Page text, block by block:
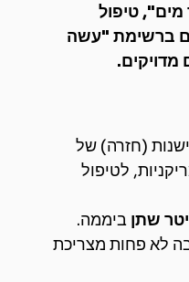
טיפול
ברשימת "עשה
(חזרה) של
לטיפול
ביממה.
לא פחות מצריכת